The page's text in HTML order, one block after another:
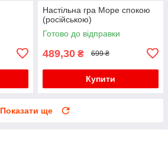
Настільна гра Море спокою
(російською)
Готово до відправки
489,30 ₴ 699 ₴
Купити
Показати ще